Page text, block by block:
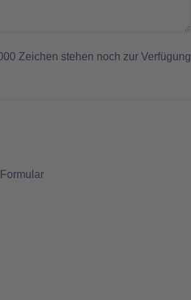
Zeichen stehen noch zur Verfügung